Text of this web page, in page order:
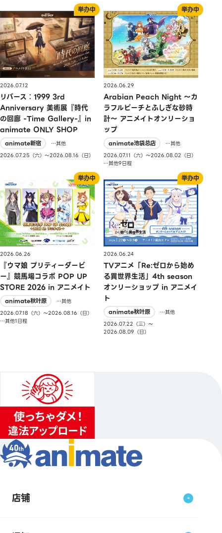
2026.07.12
リバース：1999 3rd
Anniversary 美術展『時代
の回廊 -Time Gallery-』in
animate ONLY SHOP
animate新宿
…其他
2026.07.25（六）〜2026.08.16（日）
2026.06.29
Arabian Peach Night 〜カ
ラフルピーチとふしぎな砂時
計〜 アニメイトオンリーショ
ップ
animate池袋总店
…其他
2026.07.11（六）〜2026.08.02（日）
…其他9日程
2026.06.26
『ウマ娘 プリティーダービ
ー』競馬場コラボ POP UP
STORE 2026 in アニメイト
animate秋叶原
…其他
2026.07.18（六）〜2026.08.16（日）
…其他1日程
2026.06.24
TVアニメ「Re:ゼロから始め
る異世界生活」4th season
オンリーショップ in アニメイ
ト
animate秋叶原
…其他
2026.07.22（三）〜
2026.08.09（日）
店铺